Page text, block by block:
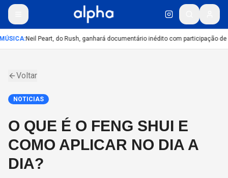
:Neil Peart, do Rush, ganhará documentário inédito com participação de
Voltar
NOTICIAS
O QUE É O FENG SHUI E
COMO APLICAR NO DIA A
DIA?